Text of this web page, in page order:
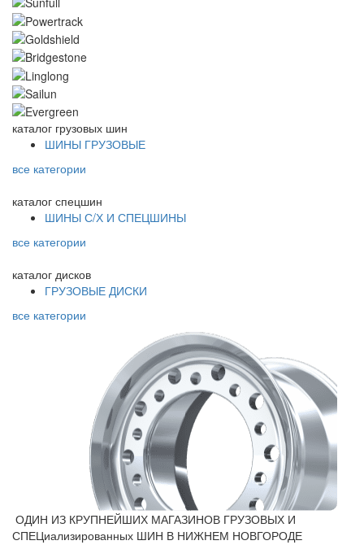
каталог грузовых шин
ШИНЫ ГРУЗОВЫЕ
все категории
каталог спецшин
ШИНЫ С/Х И СПЕЦШИНЫ
все категории
каталог дисков
ГРУЗОВЫЕ ДИСКИ
все категории
ОДИН ИЗ КРУПНЕЙШИХ МАГАЗИНОВ ГРУЗОВЫХ И
СПЕЦиализированных ШИН В НИЖНЕМ НОВГОРОДЕ